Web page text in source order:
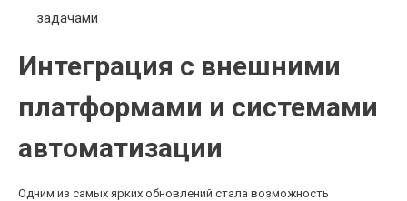
задачами
Интеграция с внешними
платформами и системами
автоматизации
Одним из самых ярких обновлений стала возможность